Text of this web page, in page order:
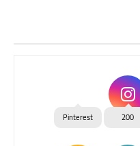
200
Pinterest